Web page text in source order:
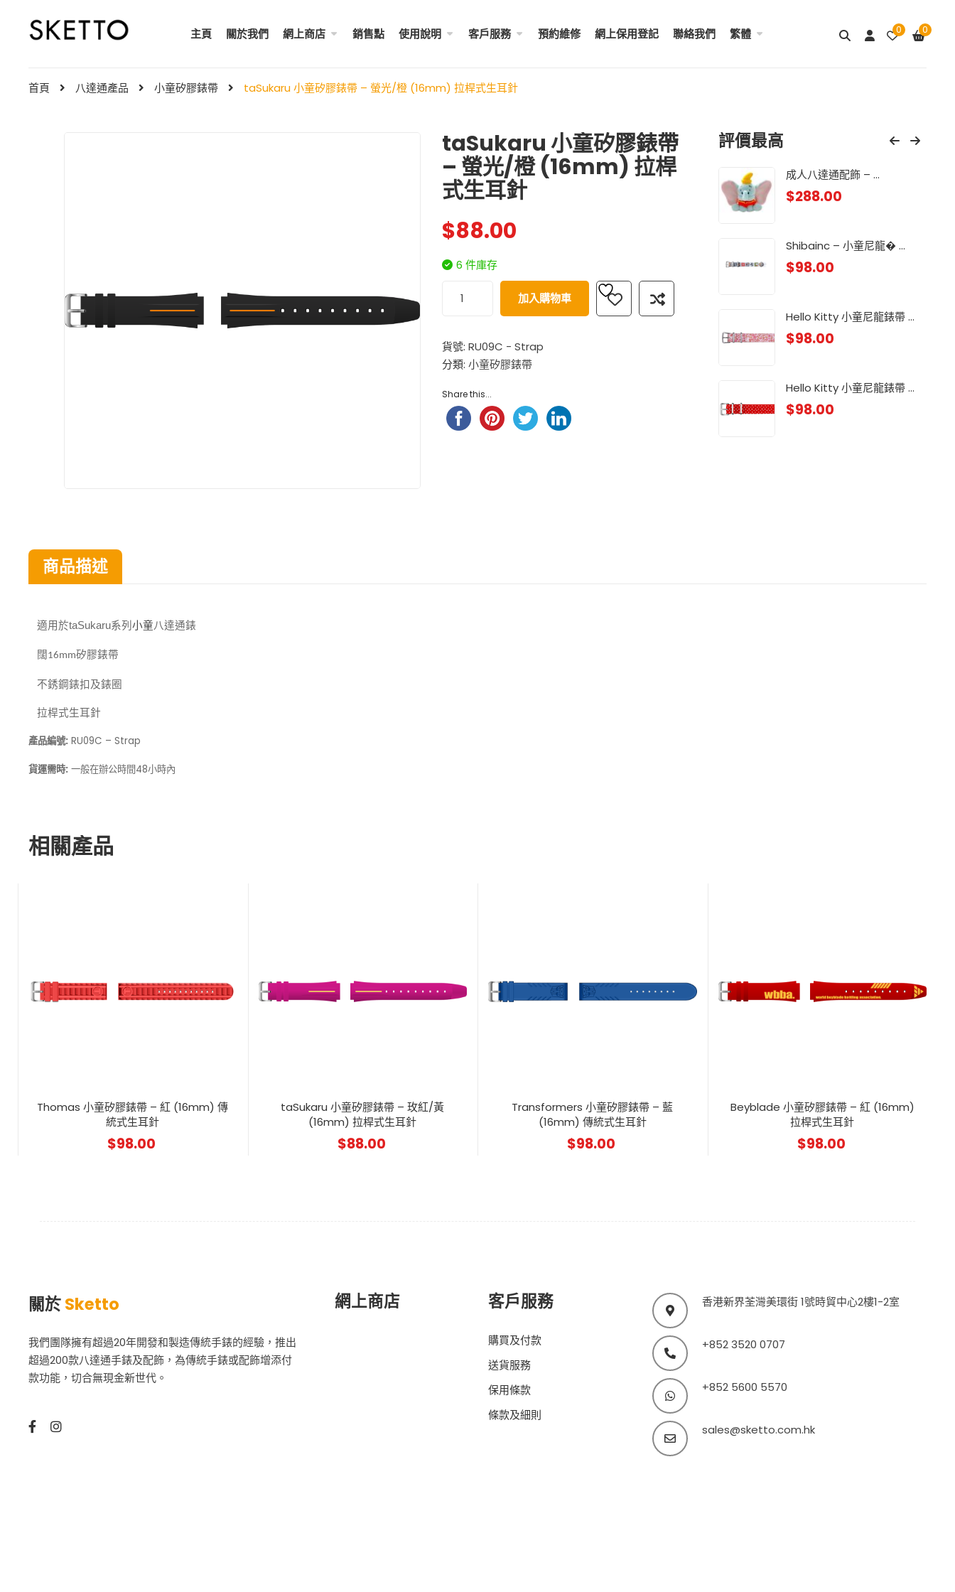
主頁 關於我們 網上商店 銷售點 使用說明 客戶服務 預約維修 網上保用登記 聯絡我們 繁體 0 0
首頁 八達通產品 小童矽膠錶帶 taSukaru 小童矽膠錶帶 – 螢光/橙 (16mm) 拉桿式生耳針
taSukaru 小童矽膠錶帶
– 螢光/橙 (16mm) 拉桿
式生耳針
$88.00
6 件庫存
加入購物車
貨號:RU09C - Strap
分類:小童矽膠錶帶
Share this...
評價最高
Hello Kitty 小童尼龍錶帶 ...
Hello Kitty 小童尼龍錶帶 ...
My Melody 小童尼龍錶帶 & ...
$98.00
Little Twin Stars 小童尼龍 ...
$98.00
小童尼龍錶帶 – 玫 ...
$88.00
成人八達通配飾 – ...
$288.00
Shibainc – 小童尼龍� ...
$98.00
Hello Kitty 小童尼龍錶帶 ...
$98.00
Hello Kitty 小童尼龍錶帶 ...
$98.00
商品描述
適用於taSukaru系列 小童八達通錶
闊 16mm矽膠錶帶
不銹鋼錶扣及錶圈
拉桿式生耳針
產品編號: RU09C – Strap
貨運需時: 一般在辦公時間 48小時內
相關產品
Thomas 小童矽膠錶帶 – 紅 (16mm) 傳
統式生耳針
$98.00
taSukaru 小童矽膠錶帶 – 玫紅/黃
(16mm) 拉桿式生耳針
$88.00
Transformers 小童矽膠錶帶 – 藍
(16mm) 傳統式生耳針
$98.00
Beyblade 小童矽膠錶帶 – 紅 (16mm)
拉桿式生耳針
$98.00
關於Sketto
我們團隊擁有超過20年開發和製造傳統手錶的經驗，推出
超過200款八達通手錶及配飾，為傳統手錶或配飾增添付
款功能，切合無現金新世代。
網上商店 客戶服務
購買及付款
送貨服務
保用條款
條款及細則
香港新界荃灣美環街 1號時貿中心2樓1-2室
+852 3520 0707
+852 5600 5570
sales@sketto.com.hk